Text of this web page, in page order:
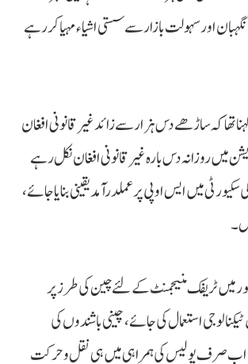
اور سہولت بازار سے سستی اشیاء مہیا کر رہے
تھا کہ ساڑھے دس ہزار سے زائد غیر قانونی افغان
میں روزانہ دس بارہ غیر قانونی افغان نکل رہے
میں ایس او پی پر عملدرآمد یقینی بنایا جائے ،
میں ٹریفک منیجمنٹ کے لئے چین کی طرز پر
استعمال کی جائے، چینی باشندوں کی
اب صرف پولیس کی ہمراہی میں ہی نقل و حرکت